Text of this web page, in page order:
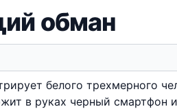
обман
белого трехмерного
в руках черный смартфон